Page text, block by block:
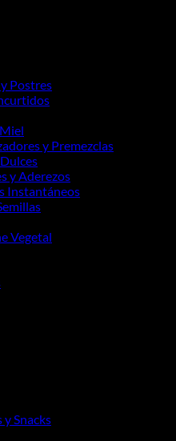
Postres
y Premezclas
y Aderezos
Instantáneos
Vegetal
Snacks